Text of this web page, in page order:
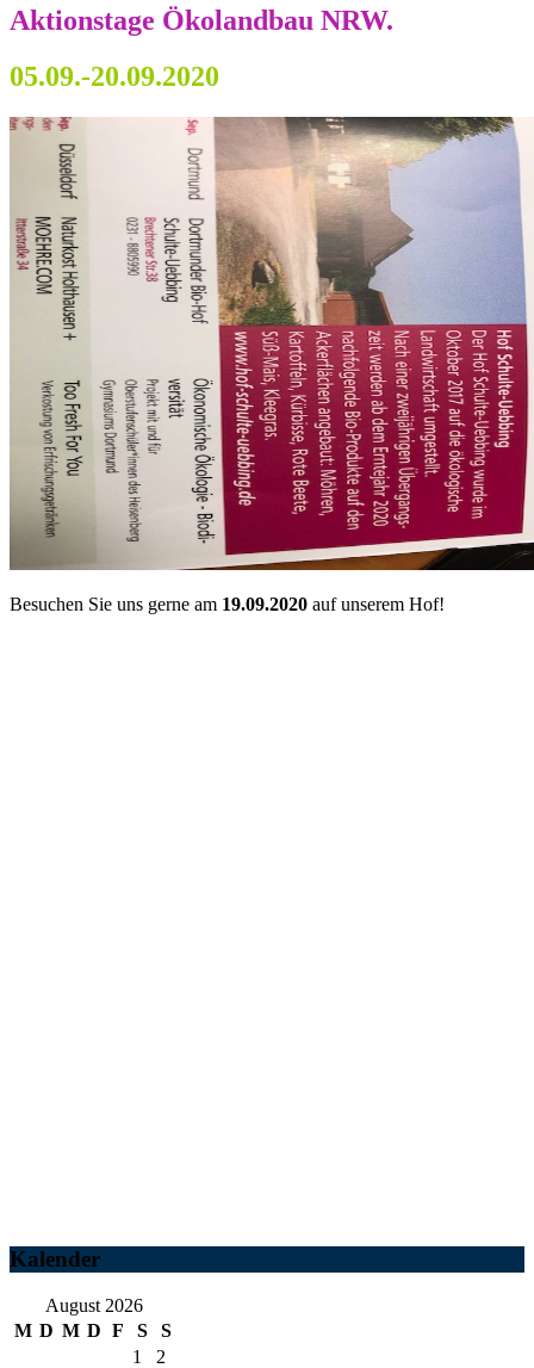
Aktionstage Ökolandbau NRW.
05.09.-20.09.2020
Besuchen Sie uns gerne am 19.09.2020 auf unserem Hof!
Kalender
August 2026
M D M D F S
S
1
2